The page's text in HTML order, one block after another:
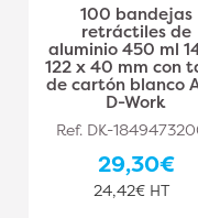
100 bandejas
retráctiles de
aluminio 450 ml
122 x 40 mm con
de cartón blanco
D-Work
Ref. DK-
29,30€
24,42€ HT